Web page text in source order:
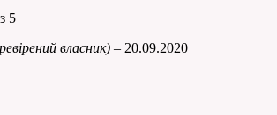
з 5
власник) – 20.09.2020